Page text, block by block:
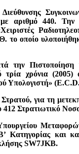
αριθμό 440. Την
υλοποιήθηκε
την
χρόνια (2005)
Υπολογιστή»
για τη
Στρατιωτικό
Κατηγορίας και
SW7JKB.